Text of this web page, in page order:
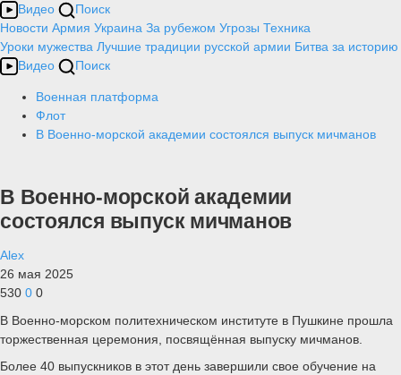
Видео
Поиск
Новости Армия Украина За рубежом Угрозы Техника
Уроки мужества Лучшие традиции русской армии Битва за историю
Видео
Поиск
Военная платформа
Флот
В Военно-морской академии состоялся выпуск мичманов
В Военно-морской академии
состоялся выпуск мичманов
Alex
26 мая 2025
530 0 0
В Военно-морском политехническом институте в Пушкине прошла
торжественная церемония, посвящённая выпуску мичманов.
Более 40 выпускников в этот день завершили свое обучение на